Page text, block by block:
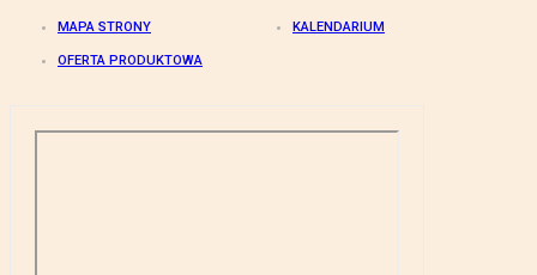
MAPA STRONY KALENDARIUM
OFERTA PRODUKTOWA